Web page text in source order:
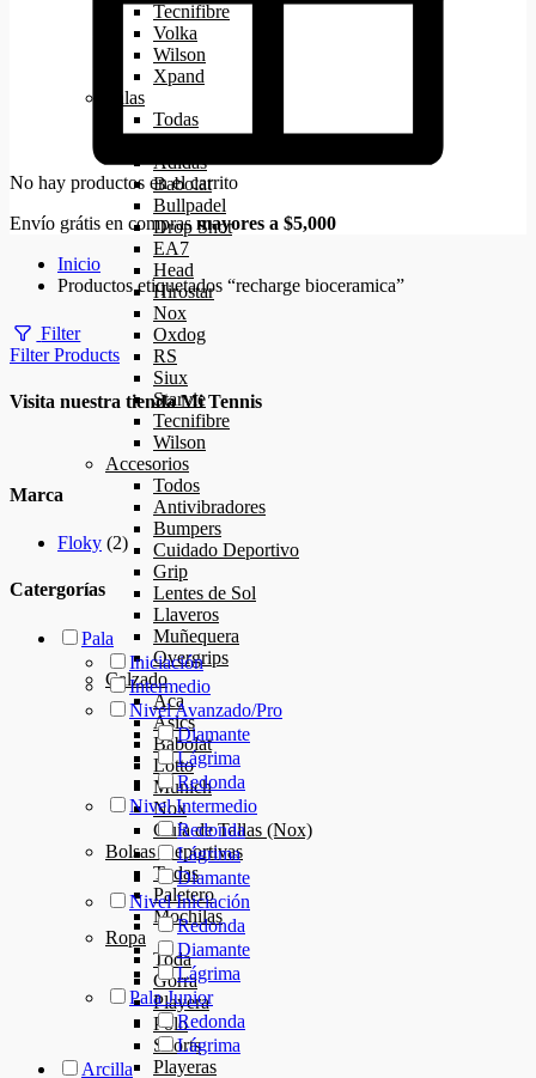
Tecnifibre
Volka
Wilson
Xpand
Palas
Todas
Aca
Adidas
Babolat
Bullpadel
Drop Shot
EA7
Head
Hirostar
Nox
Oxdog
RS
Siux
Starvie
Tecnifibre
Wilson
Accesorios
Todos
Antivibradores
Bumpers
Cuidado Deportivo
Grip
Lentes de Sol
Llaveros
Muñequera
Overgrips
Calzado
Aca
Asics
Babolat
Lotto
Munich
Nox
Guía de Tallas (Nox)
Bolsas Deportivas
Todas
Paletero
Mochilas
Ropa
Toda
Gorra
Playera
Polo
Shorts
Playeras
No hay productos en el carrito
Envío grátis en comprasmayores a $5,000
Inicio
Productos etiquetados “recharge bioceramica”
Filter
Filter Products
Visita nuestra tienda Mi Tennis
Marca
Floky (2)
Catergorías
Pala
Iniciación
Intermedio
Nivel Avanzado/Pro
Diamante
Lágrima
Redonda
Nivel Intermedio
Redonda
Lágrima
Diamante
Nivel Iniciación
Redonda
Diamante
Lágrima
Pala Junior
Redonda
Lágrima
Arcilla